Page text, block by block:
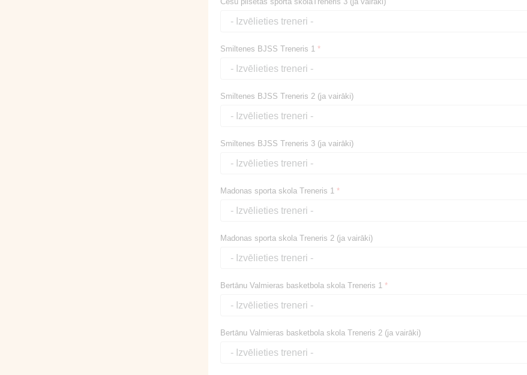
Smiltenes BJSS Treneris 1 *
Smiltenes BJSS Treneris 2 (ja vairāki)
Smiltenes BJSS Treneris 3 (ja vairāki)
Madonas sporta skola Treneris 1 *
Madonas sporta skola Treneris 2 (ja vairāki)
Bertānu Valmieras basketbola skola Treneris 1 *
Bertānu Valmieras basketbola skola Treneris 2 (ja vairāki)